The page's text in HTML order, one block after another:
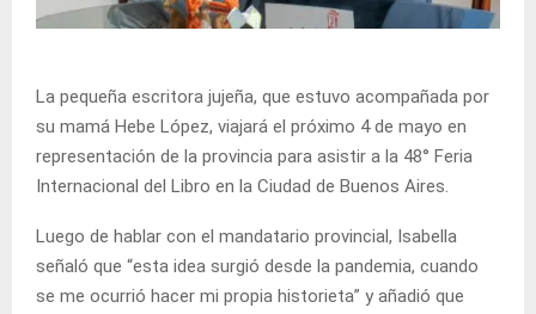
La pequeña escritora jujeña, que estuvo acompañada por
su mamá Hebe López, viajará el próximo 4 de mayo en
representación de la provincia para asistir a la 48° Feria
Internacional del Libro en la Ciudad de Buenos Aires.
Luego de hablar con el mandatario provincial, Isabella
señaló que “esta idea surgió desde la pandemia, cuando
se me ocurrió hacer mi propia historieta” y añadió que